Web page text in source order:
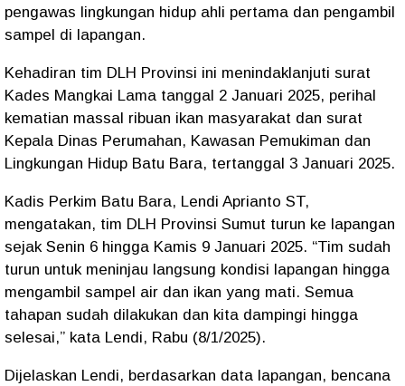
pengawas lingkungan hidup ahli pertama dan pengambil
sampel di lapangan.
Kehadiran tim DLH Provinsi ini menindaklanjuti surat
Kades Mangkai Lama tanggal 2 Januari 2025, perihal
kematian massal ribuan ikan masyarakat dan surat
Kepala Dinas Perumahan, Kawasan Pemukiman dan
Lingkungan Hidup Batu Bara, tertanggal 3 Januari 2025.
Kadis Perkim Batu Bara, Lendi Aprianto ST,
mengatakan, tim DLH Provinsi Sumut turun ke lapangan
sejak Senin 6 hingga Kamis 9 Januari 2025. “Tim sudah
turun untuk meninjau langsung kondisi lapangan hingga
mengambil sampel air dan ikan yang mati. Semua
tahapan sudah dilakukan dan kita dampingi hingga
selesai,” kata Lendi, Rabu (8/1/2025).
Dijelaskan Lendi, berdasarkan data lapangan, bencana